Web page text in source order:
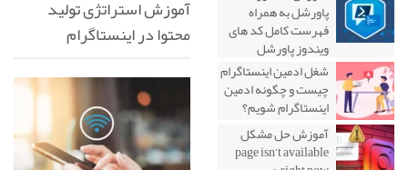
پاورشل به همراه
فهرست کامل کد های
ویندوز پاورشل
شغل ادمین اینستاگرام
چیست و چگونه ادمین
اینستاگرام شویم؟
آموزش حل مشکل
page isn’t available
آموزش استراتژی تولید
محتوا در اینستاگرام